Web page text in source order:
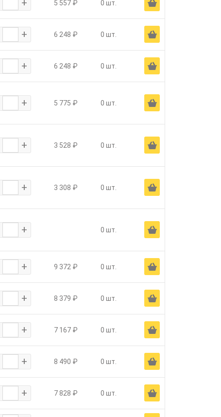
+ 5 557 ₽ 0 шт. Ä
+ 6 248 ₽ 0 шт. Ä
+ 6 248 ₽ 0 шт. Ä
+ 5 775 ₽ 0 шт. Ä
+ 3 528 ₽ 0 шт. Ä
+ 3 308 ₽ 0 шт. Ä
+ 0 шт. Ä
+ 9 372 ₽ 0 шт. Ä
+ 8 379 ₽ 0 шт. Ä
+ 7 167 ₽ 0 шт. Ä
+ 8 490 ₽ 0 шт. Ä
+ 7 828 ₽ 0 шт. Ä